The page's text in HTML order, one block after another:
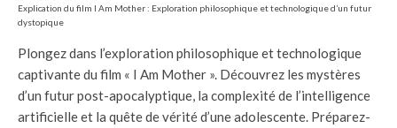
Explication du film I Am Mother : Exploration philosophique et technologique d’un futur
dystopique
Plongez dans l’exploration philosophique et technologique
captivante du film « I Am Mother ». Découvrez les mystères
d’un futur post-apocalyptique, la complexité de l’intelligence
artificielle et la quête de vérité d’une adolescente. Préparez-